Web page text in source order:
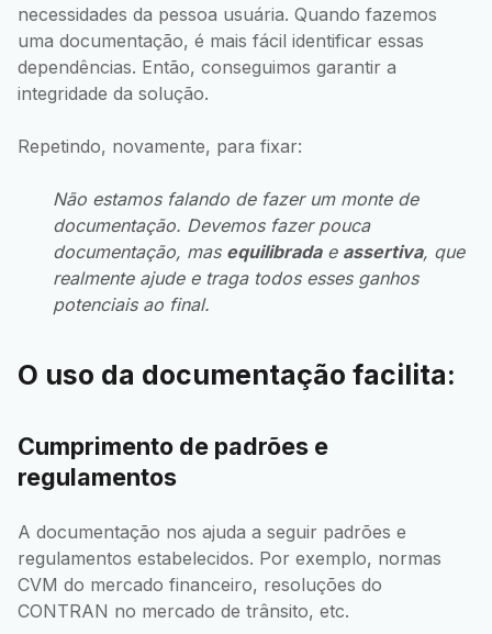
necessidades da pessoa usuária. Quando fazemos
uma documentação, é mais fácil identificar essas
dependências. Então, conseguimos garantir a
integridade da solução.
Repetindo, novamente, para fixar:
Não estamos falando de fazer um monte de
documentação. Devemos fazer pouca
documentação, mas equilibradae assertiva, que
realmente ajude e traga todos esses ganhos
potenciais ao final.
O uso da documentação facilita:
Cumprimento de padrões e
regulamentos
A documentação nos ajuda a seguir padrões e
regulamentos estabelecidos. Por exemplo, normas
CVM do mercado financeiro, resoluções do
CONTRAN no mercado de trânsito, etc.